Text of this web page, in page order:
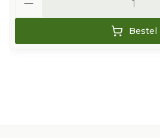
Bestel